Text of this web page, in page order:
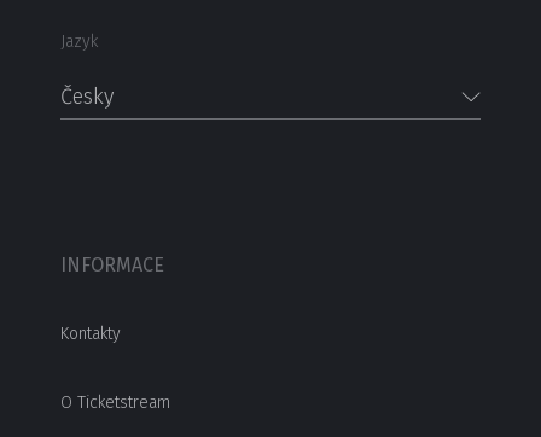
Jazyk
Česky
INFORMACE
Kontakty
O Ticketstream